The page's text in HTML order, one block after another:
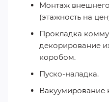
Монтаж
(этажность на
Прокладка
декорирование
коробом.
Пуско-наладка.
Вакуумирование